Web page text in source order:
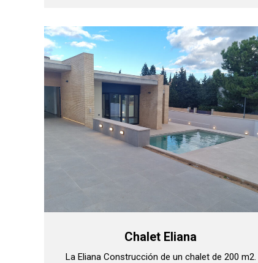
Chalet Eliana
La Eliana Construcción de un chalet de 200 m2.